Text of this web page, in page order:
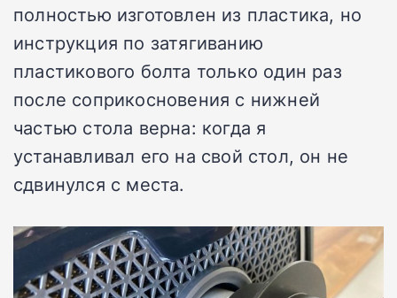
полностью изготовлен из пластика, но
инструкция по затягиванию
пластикового болта только один раз
после соприкосновения с нижней
частью стола верна: когда я
устанавливал его на свой стол, он не
сдвинулся с места.